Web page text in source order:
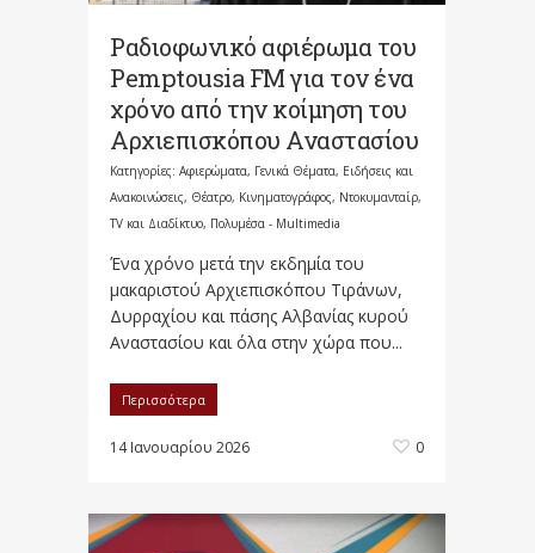
Ραδιοφωνικό αφιέρωμα του
Pemptousia FM για τον ένα
χρόνο από την κοίμηση του
Αρχιεπισκόπου Αναστασίου
Κατηγορίες: Αφιερώματα, Γενικά Θέματα, Ειδήσεις και
Ανακοινώσεις, Θέατρο, Κινηματογράφος, Ντοκυμανταίρ,
TV και Διαδίκτυο, Πολυμέσα - Multimedia
Ένα χρόνο μετά την εκδημία του
μακαριστού Αρχιεπισκόπου Τιράνων,
Δυρραχίου και πάσης Αλβανίας κυρού
Αναστασίου και όλα στην χώρα που...
Περισσότερα
14 Ιανουαρίου 2026 0